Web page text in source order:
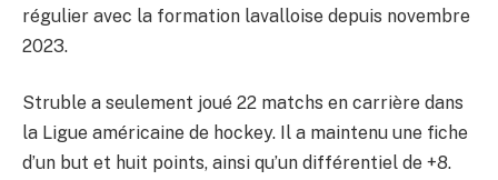
régulier avec la formation lavalloise depuis novembre
2023.
Struble a seulement joué 22 matchs en carrière dans
la Ligue américaine de hockey. Il a maintenu une fiche
d’un but et huit points, ainsi qu’un différentiel de +8.